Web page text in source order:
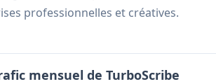
professionnelles et créatives.
mensuel de TurboScribe